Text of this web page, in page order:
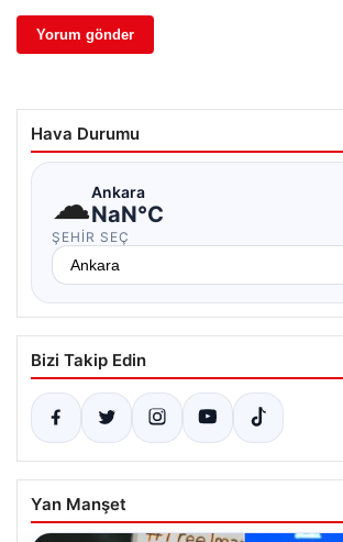
Hava Durumu
☁Ankara
NaN°C
ŞEHIR SEÇ
Bizi Takip Edin
Yan Manşet